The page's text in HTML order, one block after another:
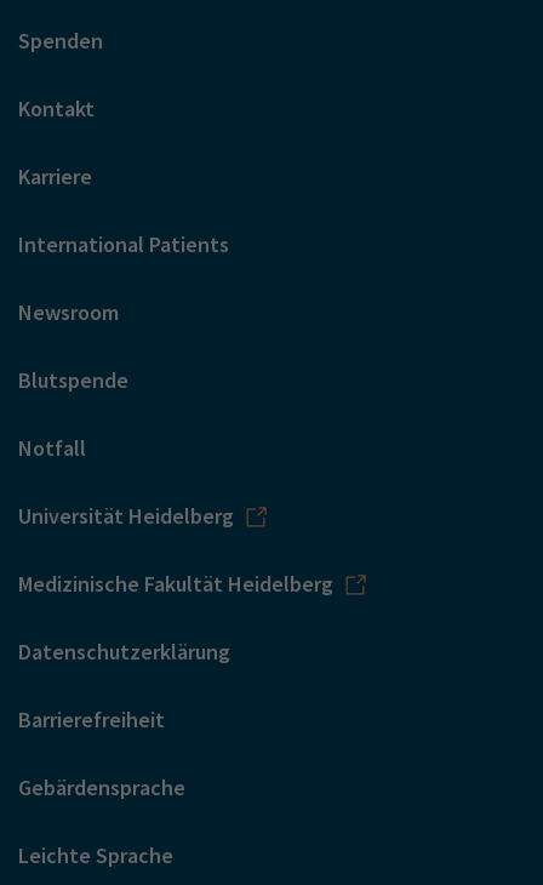
Spenden
Kontakt
Karriere
International Patients
Newsroom
Blutspende
Notfall
Universität Heidelberg
Medizinische Fakultät Heidelberg
Datenschutzerklärung
Barrierefreiheit
Gebärdensprache
Leichte Sprache